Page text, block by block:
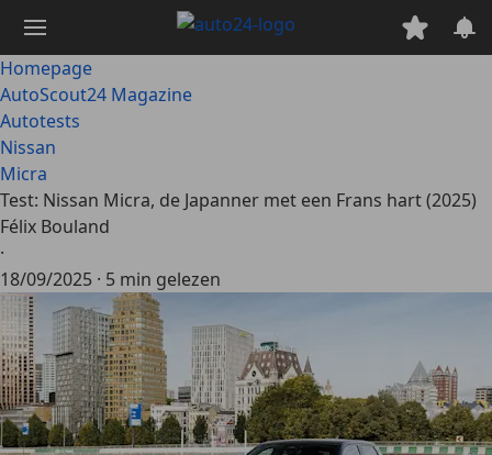
naar
hoofdinhoud
Homepage
AutoScout24 Magazine
Autotests
Nissan
Micra
Test: Nissan Micra, de Japanner met een Frans hart (2025)
Félix Bouland
·
18/09/2025 · 5 min gelezen